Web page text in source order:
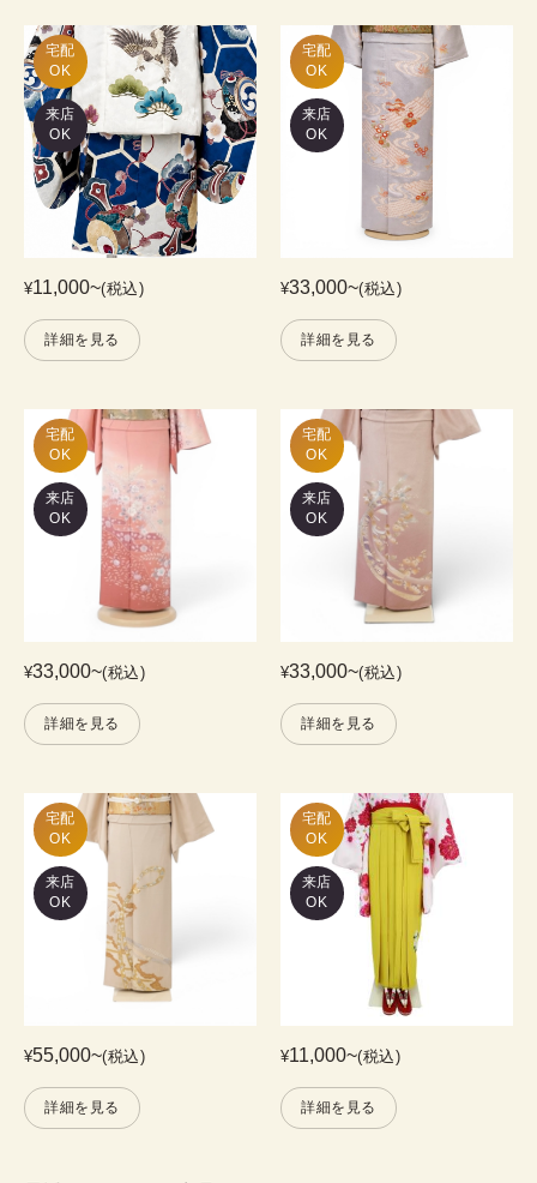
宅配
OK
来店
OK
¥11,000~(税込)
詳細を見る
宅配
OK
来店
OK
¥33,000~(税込)
詳細を見る
宅配
OK
来店
OK
¥33,000~(税込)
詳細を見る
宅配
OK
来店
OK
¥33,000~(税込)
詳細を見る
宅配
OK
来店
OK
¥55,000~(税込)
詳細を見る
宅配
OK
来店
OK
¥11,000~(税込)
詳細を見る